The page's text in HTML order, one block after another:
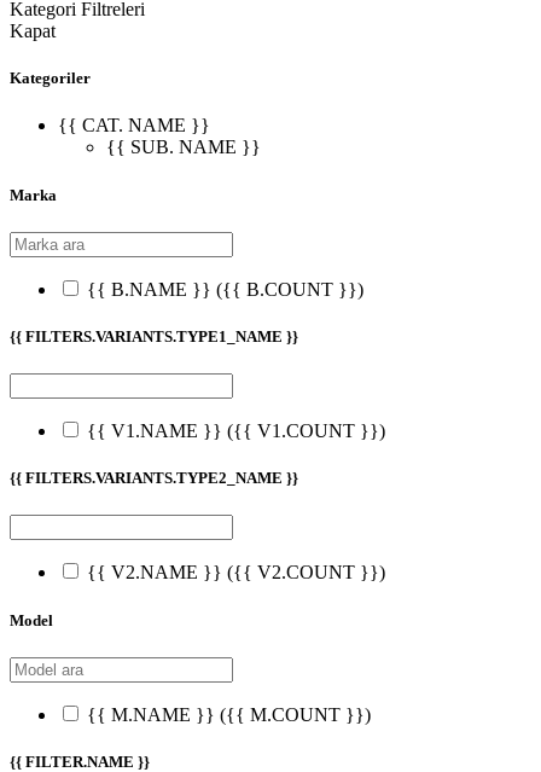
Kategori Filtreleri
Kapat
Kategoriler
{{ CAT. NAME }}
{{ SUB. NAME }}
Marka
{{ B.NAME }} ({{ B.COUNT }})
{{ FILTERS.VARIANTS.TYPE1_NAME }}
{{ V1.NAME }} ({{ V1.COUNT }})
{{ FILTERS.VARIANTS.TYPE2_NAME }}
{{ V2.NAME }} ({{ V2.COUNT }})
Model
{{ M.NAME }} ({{ M.COUNT }})
{{ FILTER.NAME }}